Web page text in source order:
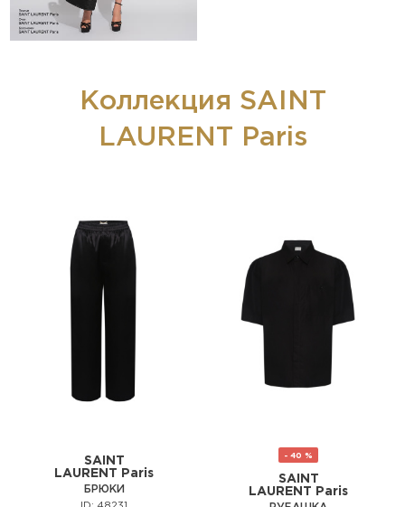
Коллекция SAINT
LAURENT Paris
SAINT
LAURENT Paris
БРЮКИ
- 40 %
SAINT
LAURENT Paris